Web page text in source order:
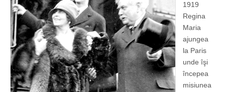
1919
Regina
Maria
ajungea
la Paris
unde îşi
începea
misiunea